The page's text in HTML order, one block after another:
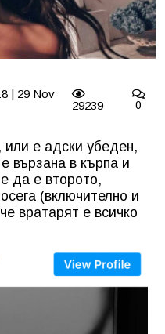
| 29 Nov
29239 0
е адски убеден,
вързана в кърпа и
да е второто,
(включително и
вратарят е всичко